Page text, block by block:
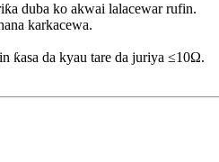
duba ko akwai lalacewar rufin.
karkacewa.
ƙasa da kyau tare da juriya ≤10Ω.